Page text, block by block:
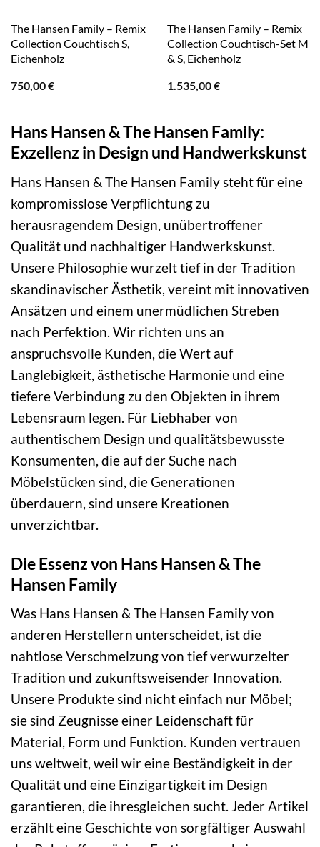
The Hansen Family – Remix
Collection Couchtisch S,
Eichenholz
750,00€
The Hansen Family – Remix
Collection Couchtisch-Set M
& S, Eichenholz
1.535,00€
Hans Hansen & The Hansen Family:
Exzellenz in Design und Handwerkskunst
Hans Hansen & The Hansen Family steht für eine
kompromisslose Verpflichtung zu
herausragendem Design, unübertroffener
Qualität und nachhaltiger Handwerkskunst.
Unsere Philosophie wurzelt tief in der Tradition
skandinavischer Ästhetik, vereint mit innovativen
Ansätzen und einem unermüdlichen Streben
nach Perfektion. Wir richten uns an
anspruchsvolle Kunden, die Wert auf
Langlebigkeit, ästhetische Harmonie und eine
tiefere Verbindung zu den Objekten in ihrem
Lebensraum legen. Für Liebhaber von
authentischem Design und qualitätsbewusste
Konsumenten, die auf der Suche nach
Möbelstücken sind, die Generationen
überdauern, sind unsere Kreationen
unverzichtbar.
Die Essenz von Hans Hansen & The
Hansen Family
Was Hans Hansen & The Hansen Family von
anderen Herstellern unterscheidet, ist die
nahtlose Verschmelzung von tief verwurzelter
Tradition und zukunftsweisender Innovation.
Unsere Produkte sind nicht einfach nur Möbel;
sie sind Zeugnisse einer Leidenschaft für
Material, Form und Funktion. Kunden vertrauen
uns weltweit, weil wir eine Beständigkeit in der
Qualität und eine Einzigartigkeit im Design
garantieren, die ihresgleichen sucht. Jeder Artikel
erzählt eine Geschichte von sorgfältiger Auswahl